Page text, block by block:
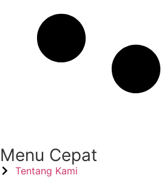
Menu Cepat
Tentang Kami